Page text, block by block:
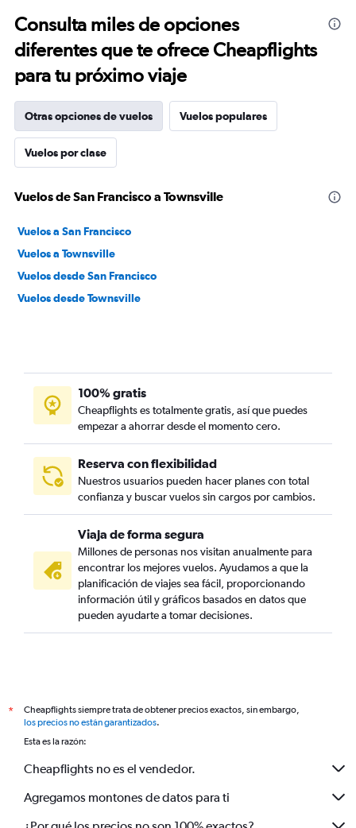
Consulta miles de opciones
diferentes que te ofrece Cheapflights
para tu próximo viaje
Otras opciones de vuelos Vuelos populares
Vuelos por clase
Vuelos de San Francisco a Townsville
Vuelos a San Francisco
Vuelos a Townsville
Vuelos desde San Francisco
Vuelos desde Townsville
100% gratis
Cheapflights es totalmente gratis, así que puedes
empezar a ahorrar desde el momento cero.
Reserva con flexibilidad
Nuestros usuarios pueden hacer planes con total
confianza y buscar vuelos sin cargos por cambios.
Viaja de forma segura
Millones de personas nos visitan anualmente para
encontrar los mejores vuelos. Ayudamos a que la
planificación de viajes sea fácil, proporcionando
información útil y gráficos basados en datos que
pueden ayudarte a tomar decisiones.
*
Cheapflights siempre trata de obtener precios exactos, sin embargo,
los precios no están garantizados.
Esta es la razón:
Cheapflights no es el vendedor.
Agregamos montones de datos para ti